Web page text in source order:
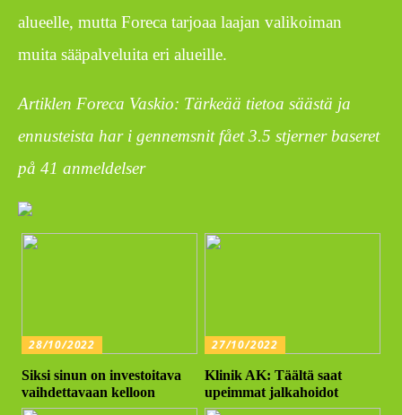
alueelle, mutta Foreca tarjoaa laajan valikoiman
muita sääpalveluita eri alueille.
Artiklen Foreca Vaskio: Tärkeää tietoa säästä ja
ennusteista har i gennemsnit fået3.5 stjerner baseret
på 41 anmeldelser
28/10/2022
Siksi sinun on investoitava
vaihdettavaan kelloon
27/10/2022
Klinik AK: Täältä saat
upeimmat jalkahoidot